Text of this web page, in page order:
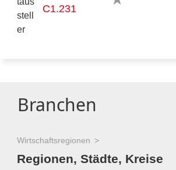
C1.231
Branchen
Wirtschaftsregionen
Regionen, Städte, Kreise